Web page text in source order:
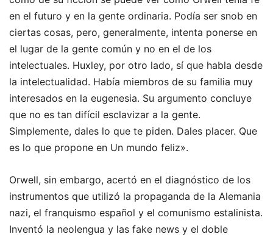
en el futuro y en la gente ordinaria. Podía ser snob en
ciertas cosas, pero, generalmente, intenta ponerse en
el lugar de la gente común y no en el de los
intelectuales. Huxley, por otro lado, sí que habla desde
la intelectualidad. Había miembros de su familia muy
interesados en la eugenesia. Su argumento concluye
que no es tan difícil esclavizar a la gente.
Simplemente, dales lo que te piden. Dales placer. Que
es lo que propone en Un mundo feliz».
Orwell, sin embargo, acertó en el diagnóstico de los
instrumentos que utilizó la propaganda de la Alemania
nazi, el franquismo español y el comunismo estalinista.
Inventó la neolengua y las fake news y el doble